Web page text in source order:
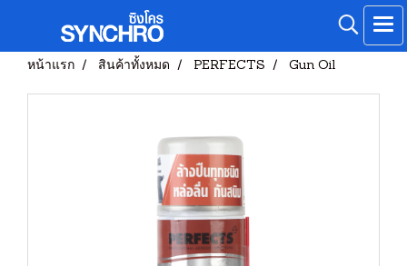
หน้าแรก สินค้าทั้งหมด PERFECTS Gun Oil